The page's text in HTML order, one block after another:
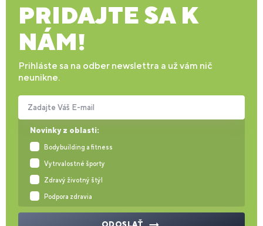
PRIDAJTE SA K
NÁM!
Prihláste sa na odber newslettra a už vám nič
neunikne.
Novinky z oblasti:
Bodybuilding a fitness
Vytrvalostné športy
Zdravý životný štýl
Podpora zdravia
Zadajte Váš E-mail